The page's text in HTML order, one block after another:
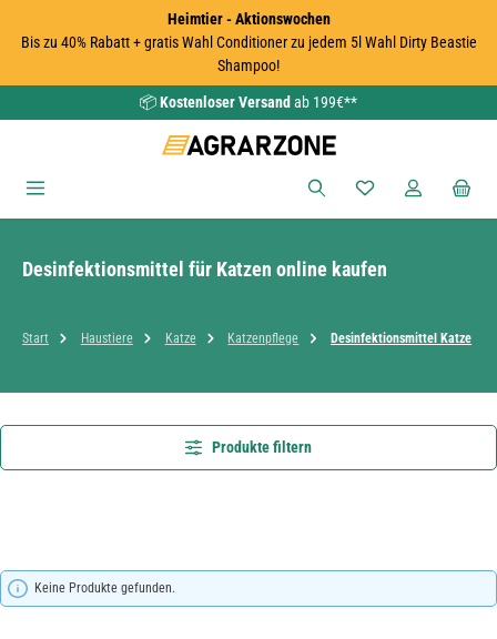
Heimtier - Aktionswochen
Bis zu 40% Rabatt + gratis Wahl Conditioner zu jedem 5l Wahl Dirty Beastie
Shampoo!
📦Kostenloser Versand ab 199€**
Du hast 0
Desinfektionsmittel für Katzen online kaufen
Start Haustiere Katze Katzenpflege Desinfektionsmittel Katze
Produkte filtern
Keine Produkte gefunden.